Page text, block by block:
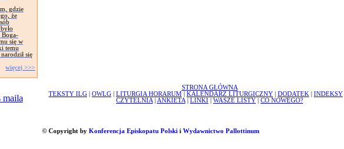
gdzie
że
Boga-
się w
temu
się
więcej >>>
STRONA GŁÓWNA
TEKSTY ILG
OWLG LITURGIA HORARUM KALENDARZ LITURGICZNY DODATEK INDEKSY
CZYTELNIA
ANKIETA LINKI WASZE LISTY CO NOWEGO?
© Copyright by Konferencja Episkopatu Polskii Wydawnictwo Pallottinum